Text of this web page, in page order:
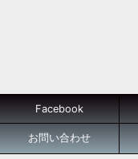
Facebook
お問い合わせ